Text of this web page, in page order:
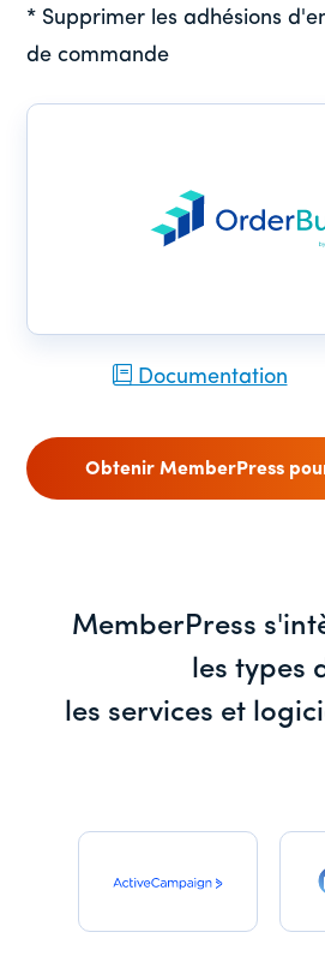
* Supprimer les adhésions
de commande
Documentation
Obtenir MemberPress
MemberPress
les types
les services et